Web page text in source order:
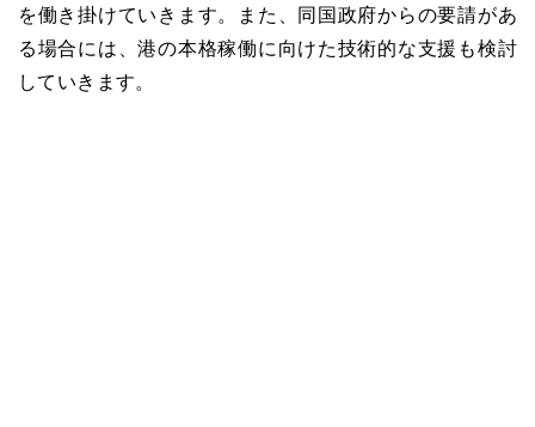
を働き掛けていきます。また、同国政府からの要請があ
る場合には、港の本格稼働に向けた技術的な支援も検討
していきます。